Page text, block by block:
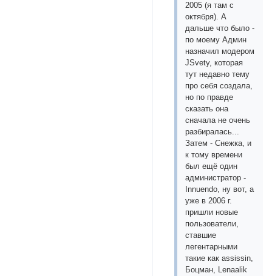
2005 (я там с
октября). А
дальше что было -
по моему Админ
назначил модером
JSvetу, которая
тут недавно тему
про себя создала,
но по правде
сказать она
сначала не очень
разбиралась...
Затем - Снежка, и
к тому времени
был ещё один
администратор -
Innuendo, ну вот, а
уже в 2006 г.
пришли новые
пользователи,
ставшие
легентарными
такие как assissin,
Боцман, Lenaalik